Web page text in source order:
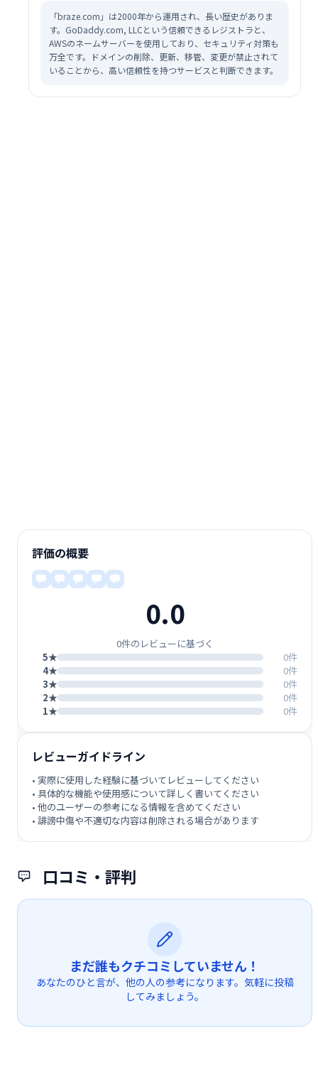
「braze.com」は2000年から運用され、長い歴史がありま
す。GoDaddy.com, LLCという信頼できるレジストラと、
AWSのネームサーバーを使用しており、セキュリティ対策も
万全です。ドメインの削除、更新、移管、変更が禁止されて
いることから、高い信頼性を持つサービスと判断できます。
口コミ・評判
まだ誰もクチコミしていません！
あなたのひと言が、他の人の参考になります。気軽に投稿
してみましょう。
評価の概要
0.0
0件のレビューに基づく
5★
0件
4★
0件
3★
0件
2★
0件
1★
0件
レビューガイドライン
• 実際に使用した経験に基づいてレビューしてください
• 具体的な機能や使用感について詳しく書いてください
• 他のユーザーの参考になる情報を含めてください
• 誹謗中傷や不適切な内容は削除される場合があります